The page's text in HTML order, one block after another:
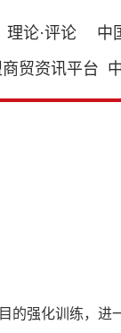
理论·评论 中
贸资讯平台
强化训练，